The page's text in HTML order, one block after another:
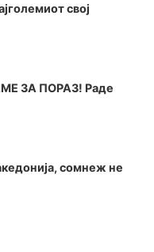
свој
ЗА ПОРАЗ! Раде
сомнеж не